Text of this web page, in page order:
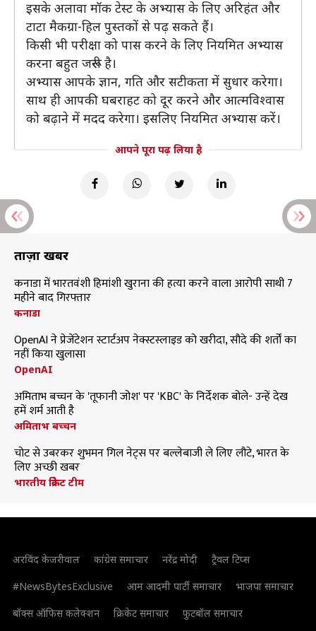
इसके अलावा मॉक टेस्ट के अभ्यास के लिए अरिहंत और
टाटा मैकग्रा-हिल पुस्तकों से पढ़ सकते हैं।
किसी भी परीक्षा को पास करने के लिए नियमित अभ्यास
करना बहुत जरूरी है।
अभ्यास आपके ज्ञान, गति और सटीकता में सुधार करेगा।
साथ ही आपकी घबराहट को दूर करने और आत्मविश्वास
को बढ़ाने में मदद करेगा। इसलिए नियमित अभ्यास करें।
आपने पूरा पढ़ लिया है
ताज़ा खबरें
कनाडा में भारतवंशी हिमांशी खुराना की हत्या करने वाला आरोपी साथी 7
महीने बाद गिरफ्तार
कनाडा
OpenAI ने प्रेजेंटेशन स्टार्टअप नेक्स्टस्लाइड को खरीदा, सौदे की शर्तों का
नहीं किया खुलासा
OpenAI
अमिताभ बच्चन के 'तूफानी जोश' पर 'KBC' के निर्देशक बोले- उन्हें देख
हमें शर्म आती है
अमिताभ बच्चन
चोट से उबरकर शुभमन गिल नेट्स पर बल्लेबाजी ले लिए लौटे, भारत के
लिए अच्छी खबर
भारतीय क्रिकेट टीम
अरविंद केजरीवाल कांग्रेस समाचार नरेंद्र मोदी
ट्रैवल टिप्स
#NewsBytesExclusive
आम आदमी पार्टी समाचार
भाजपा समाचार
बॉक्स ऑफिस कलेक्शन
क्रिकेट समाचार फुटबॉल समाचार